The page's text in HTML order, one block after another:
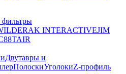
AK INTERACTIVEJIM
TAIR
Двутавры и
ПолоскиУголокиZ-профиль